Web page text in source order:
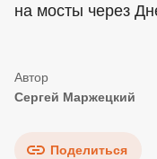
на мосты через
Сергей Маржецкий
Поделиться